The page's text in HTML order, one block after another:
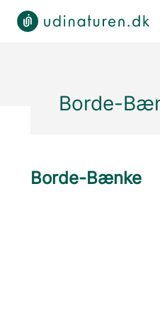
Borde-
Borde-Bænke